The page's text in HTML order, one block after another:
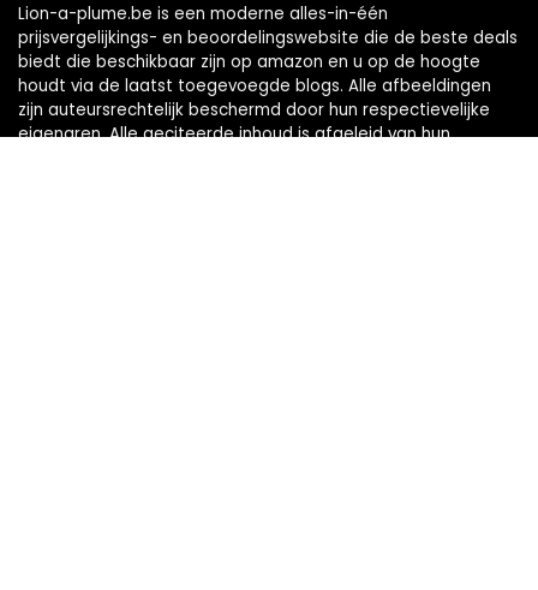
Lion-a-plume.be is een moderne alles-in-één
prijsvergelijkings- en beoordelingswebsite die de beste deals
biedt die beschikbaar zijn op amazon en u op de hoogte
houdt via de laatst toegevoegde blogs. Alle afbeeldingen
zijn auteursrechtelijk beschermd door hun respectievelijke
eigenaren. Alle geciteerde inhoud is afgeleid van hun